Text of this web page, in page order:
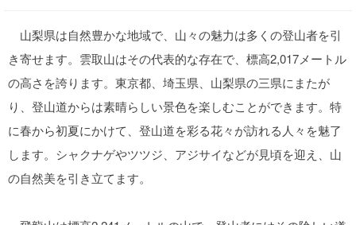
山梨県は自然豊かな地域で、山々の魅力は多くの登山者を引
き寄せます。雲取山はその代表的な存在で、標高2,017メートル
の高さを誇ります。東京都、埼玉県、山梨県の三県にまたが
り、登山道からは素晴らしい景色を楽しむことができます。特
に春から初夏にかけて、登山道を彩る花々が訪れる人々を魅了
します。シャクナゲやツツジ、アジサイなどが見頃を迎え、山
の自然美を引き立てます。